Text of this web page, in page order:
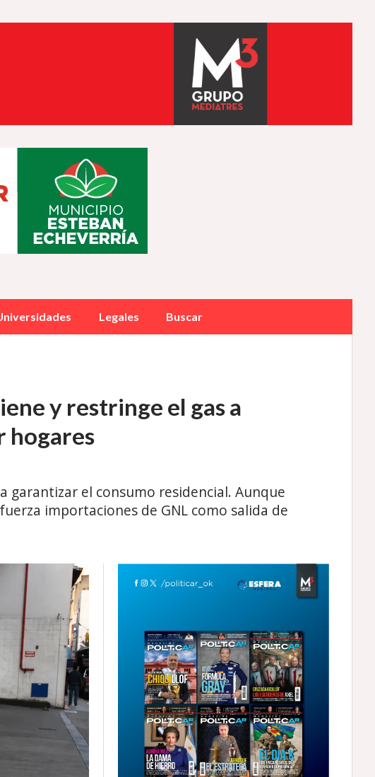
Legales Buscar
y restringe el gas a
hogares
garantizar el consumo residencial. Aunque
importaciones de GNL como salida de